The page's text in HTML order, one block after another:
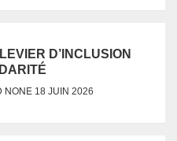
D’INCLUSION
NONE 18 JUIN 2026